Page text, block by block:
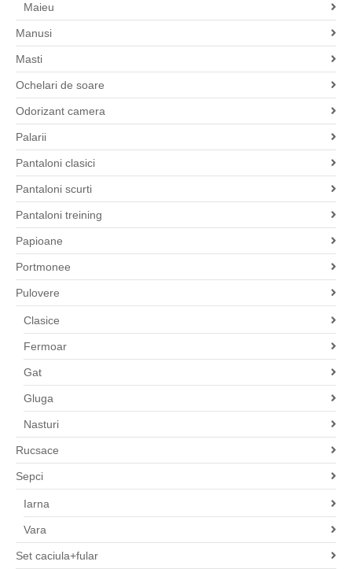
Maieu
Manusi
Masti
Ochelari de soare
Odorizant camera
Palarii
Pantaloni clasici
Pantaloni scurti
Pantaloni treining
Papioane
Portmonee
Pulovere
Clasice
Fermoar
Gat
Gluga
Nasturi
Rucsace
Sepci
Iarna
Vara
Set caciula+fular